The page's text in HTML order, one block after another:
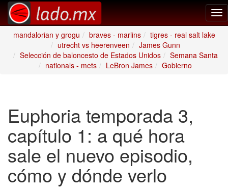
mandalorian y grogu
braves - marlins
tigres - real salt lake
utrecht vs heerenveen
James Gunn
Selección de baloncesto de Estados Unidos
Semana Santa
nationals - mets
LeBron James Gobierno
Euphoria temporada 3,
capítulo 1: a qué hora
sale el nuevo episodio,
cómo y dónde verlo